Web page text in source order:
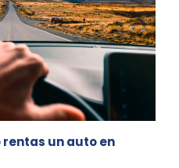
rentas un auto en